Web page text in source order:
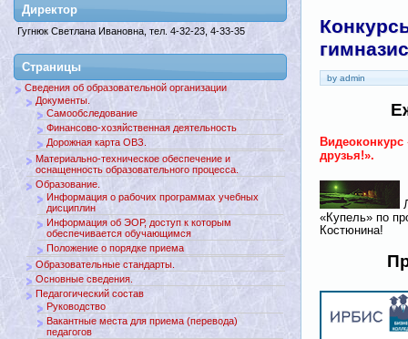
by admin
друзья!».
«Купель» по
Костюнина!
Директор
Гугнюк Светлана Ивановна, тел. 4-32-23, 4-33-35
Страницы
Сведения об образовательной организации
Документы.
Самообследование
Финансово-хозяйственная деятельность
Дорожная карта ОВЗ.
Материально-техническое обеспечение и
оснащенность образовательного процесса.
Образование.
Информация о рабочих программах учебных
дисциплин
Информация об ЭОР, доступ к которым
обеспечивается обучающимся
Положение о порядке приема
Образовательные стандарты.
Основные сведения.
Педагогический состав
Руководство
Вакантные места для приема (перевода)
педагогов